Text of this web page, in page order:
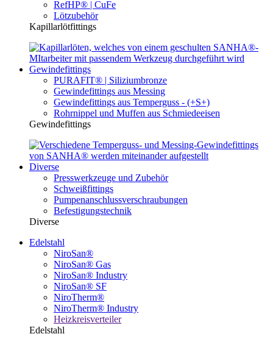
RefHP® | CuFe
Lötzubehör
Kapillarlötfittings
Gewindefittings
PURAFIT® | Siliziumbronze
Gewindefittings aus Messing
Gewindefittings aus Temperguss - (+S+)
Rohrnippel und Muffen aus Schmiedeeisen
Gewindefittings
Diverse
Presswerkzeuge und Zubehör
Schweißfittings
Pumpenanschlussverschraubungen
Befestigungstechnik
Diverse
Edelstahl
NiroSan®
NiroSan® Gas
NiroSan® Industry
NiroSan® SF
NiroTherm®
NiroTherm® Industry
Heizkreisverteiler
Edelstahl